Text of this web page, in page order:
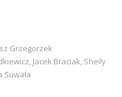
Grzegorzek
Jacek Braciak, Sheily
Suwała